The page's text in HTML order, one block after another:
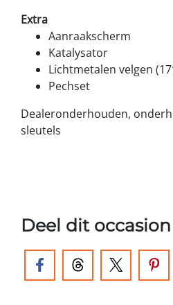
Extra
Aanraakscherm
Katalysator
Lichtmetalen velgen
Pechset
Dealeronderhouden,
sleutels
Deel dit occasion